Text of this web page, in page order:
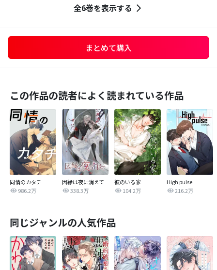
全6巻を表示する
まとめて購入
この作品の読者によく読まれている作品
同情のカタチ
986.2万
因縁は夜に消えて
338.3万
彼のいる家
104.2万
High pulse
216.2万
同じジャンルの人気作品